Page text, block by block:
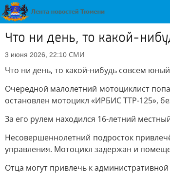
Что ни день, то какой-
3 июня 2026, 22:10 СМИ
Что ни день, то какой-нибудь совсем
Очередной малолетний мотоциклист
остановлен мотоцикл «ИРБИС ТТP-125»,
За его рулем находился 16-летний
Несовершеннолетний подросток
управления. Мотоцикл задержан и
Отца могут привлечь к административной